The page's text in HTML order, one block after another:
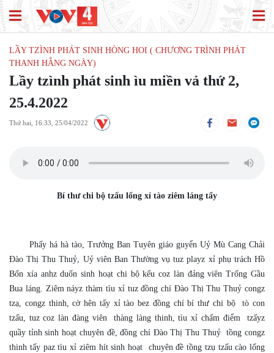
LẦY TZÌNH PHÁT SINH HÒNG HOI ( CHƯƠNG TRÌNH PHÁT
THANH HẰNG NGÀY)
Lầy tzình phát sinh ìu miền vả thứ 2,
25.4.2022
Thứ hai, 16:33, 25/04/2022
Bí thư chi bộ tzấu lống xỉ tào ziêm láng tẩy
Phấy há hà tào, Trưởng Ban Tuyên giáo guyển Uỷ Mù Cang Chải
Đào Thị Thu Thuỷ, Uỷ viên Ban Thường vụ tuz playz xỉ phụ trách Hồ
Bốn xía anhz duốn sinh hoạt chi bộ kếu coz làn đảng viên Trống Gầu
Bua láng. Ziêm náyz thàm tìu xỉ tuz đồng chí Đào Thị Thu Thuỷ congz
tzạ, congz thinh, cờ hên tấy xỉ tào bez đồng chí bí thư chi bộ tò con
tzấu, tuz coz làn đàng viên thàng làng thinh, tìu xỉ chấm điểm tzấyz
quầy tỉnh sinh hoạt chuyên đề, đồng chí Đào Thị Thu Thuỷ tồng congz
thinh tấy paz tìu xỉ ziêm hít sinh hoạt chuyên đề tồng tzụ tzấu cào lống